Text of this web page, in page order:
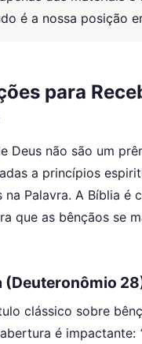
é a nossa posição
para
Deus não são um
a princípios
na Palavra. A Bíblia é
que as bênçãos se
(Deuteronômio
clássico sobre
é impactante: